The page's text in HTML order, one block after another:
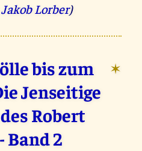
Jakob Lorber)
bis zum
Jenseitige
Robert
Band 2
✶